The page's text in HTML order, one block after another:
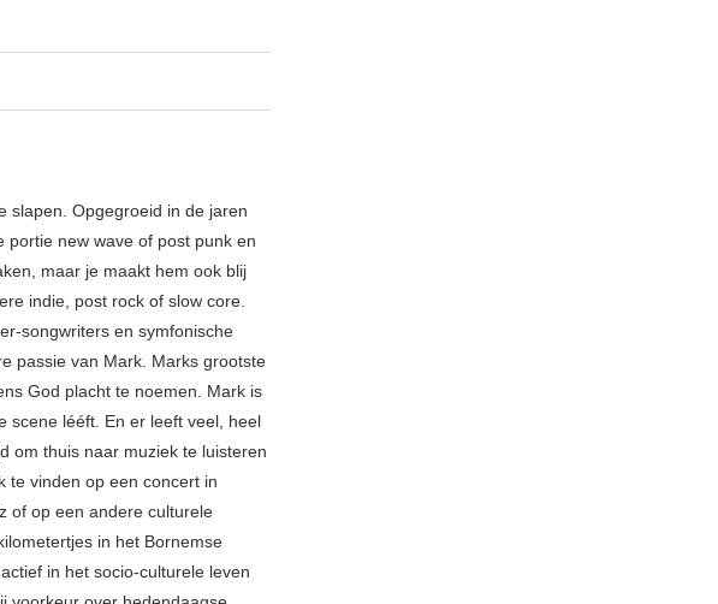
slapen. Opgegroeid in de jaren
portie new wave of post punk en
maar je maakt hem ook blij
indie, post rock of slow core.
songwriters en symfonische
passie van Mark. Marks grootste
God placht te noemen. Mark is
scene lééft. En er leeft veel, heel
om thuis naar muziek te luisteren
te vinden op een concert in
of op een andere culturele
in het Bornemse
in het socio-culturele leven